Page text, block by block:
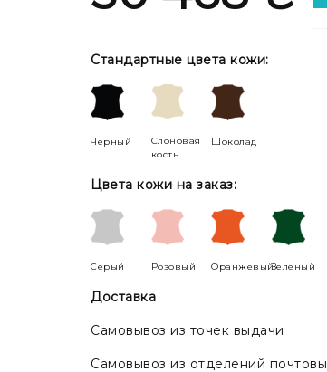
Стандартные цвета кожи:
Черный
Слоновая
кость
Шоколад
Цвета кожи на заказ:
Серый Розовый ОранжевыйЗеленый
Доставка
Самовывоз из точек выдачи
Самовывоз из отделений